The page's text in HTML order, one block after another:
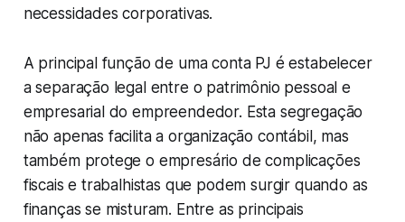
necessidades corporativas.
A principal função de uma conta PJ é estabelecer
a separação legal entre o patrimônio pessoal e
empresarial do empreendedor. Esta segregação
não apenas facilita a organização contábil, mas
também protege o empresário de complicações
fiscais e trabalhistas que podem surgir quando as
finanças se misturam. Entre as principais